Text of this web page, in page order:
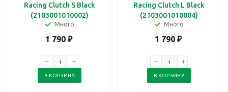
Racing Clutch S Black
(2103001010002)
Много
1 790₽
В КОРЗИНУ
Racing Clutch L Black
(2103001010004)
Много
1 790₽
В КОРЗИНУ